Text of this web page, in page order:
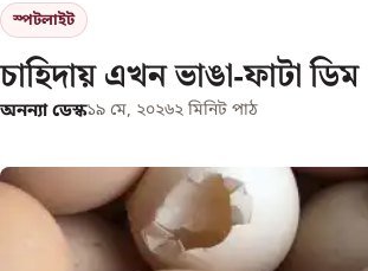
স্পটলাইট
চাহিদায় এখন ভাঙা-ফাটা ডিম
অনন্যা ডেস্ক১৯ মে, ২০২৬২ মিনিট পাঠ